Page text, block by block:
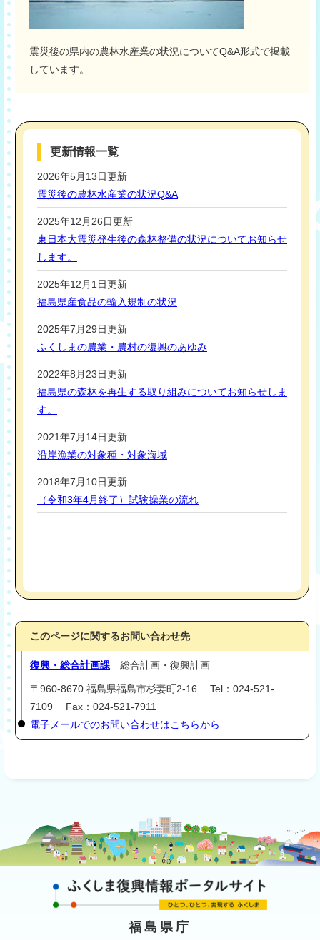
震災後の県内の農林水産業の状況についてQ&A形式で掲載
しています。
このページに関するお問い合わせ先
復興・総合計画課 総合計画・復興計画
〒960-8670 福島県福島市杉妻町2-16 Tel：024-521-
7109 Fax：024-521-7911
電子メールでのお問い合わせはこちらから
福島県庁